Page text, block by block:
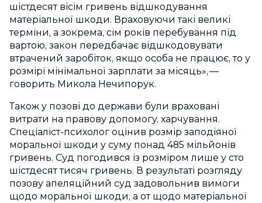
шістдесят вісім гривень відшкодування
матеріальної шкоди. Враховуючи такі великі
терміни, а зокрема, сім років перебування під
вартою, закон передбачає відшкодовувати
втрачений заробіток, якщо особа не працює, то у
розмірі мінімальної зарплати за місяць», —
говорить Микола Нечипорук.
Також у позові до держави були враховані
витрати на правову допомогу, харчування.
Спеціаліст-психолог оцінив розмір заподіяної
моральної шкоди у суму понад 485 мільйонів
гривень. Суд погодився із розміром лише у сто
шістдесят тисяч гривень. В результаті розгляду
позову апеляційний суд задовольнив вимоги
щодо моральної шкоди, а от щодо матеріальної